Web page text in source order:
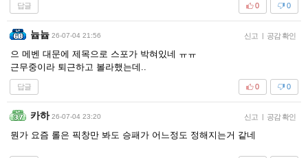
답글 0
0
늅늅 26-07-04 21:56 신고 | 공감 확인
으 메벤 대문에 제목으로 스포가 박혀있네 ㅠㅠ
근무중이라 퇴근하고 볼라했는데..
답글 0
0
카하 26-07-04 23:20 신고 | 공감 확인
뭔가 요즘 롤은 픽창만 봐도 승패가 어느정도 정해지는거 같네